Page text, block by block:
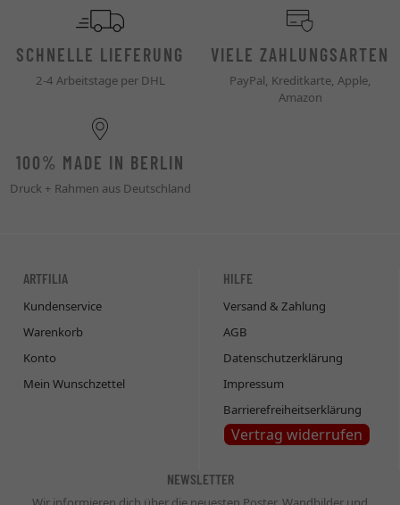
SCHNELLE LIEFERUNG
2-4 Arbeitstage per DHL
VIELE ZAHLUNGSARTEN
PayPal, Kreditkarte, Apple,
Amazon
100% MADE IN BERLIN
Druck + Rahmen aus Deutschland
ARTFILIA
Kundenservice
Warenkorb
Konto
Mein Wunschzettel
HILFE
Versand & Zahlung
AGB
Datenschutzerklärung
Impressum
Barrierefreiheitserklärung
Vertrag widerrufen
NEWSLETTER